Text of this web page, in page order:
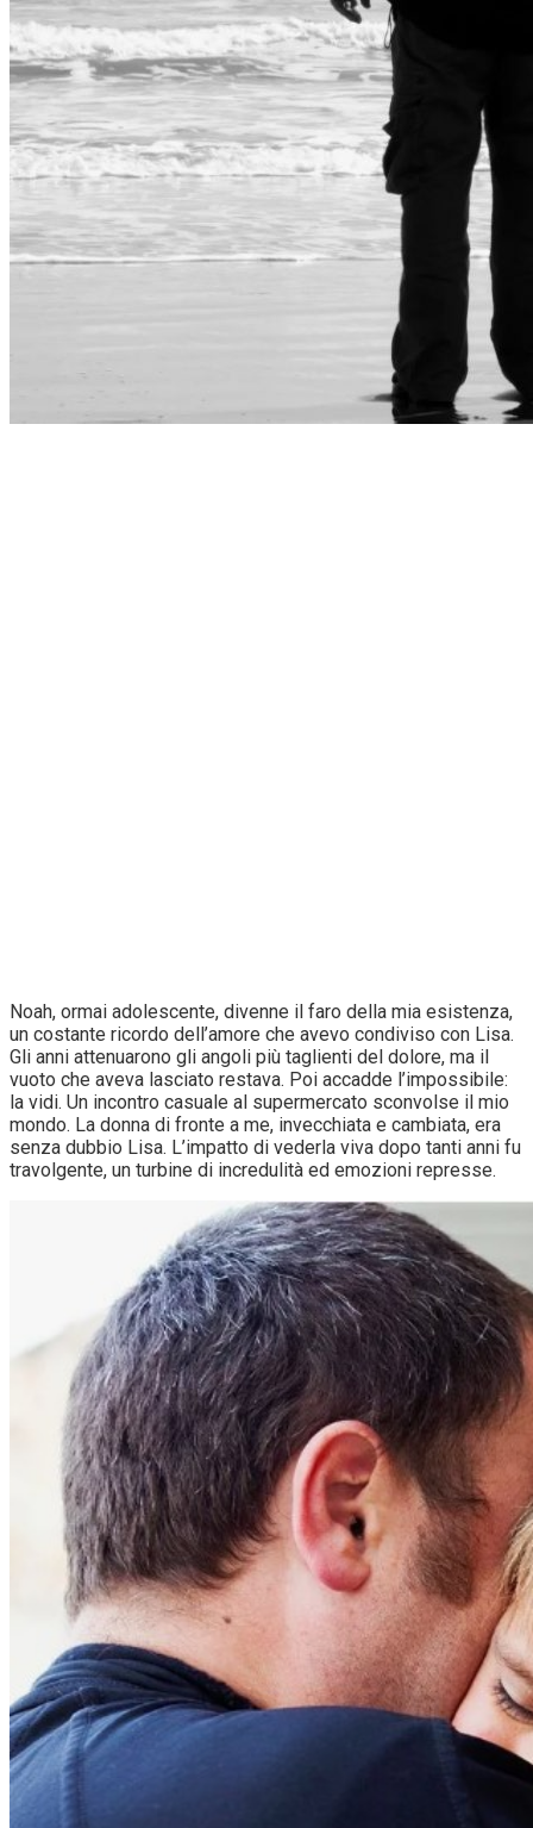
Noah, ormai adolescente, divenne il faro della mia esistenza,
un costante ricordo dell’amore che avevo condiviso con Lisa.
Gli anni attenuarono gli angoli più taglienti del dolore, ma il
vuoto che aveva lasciato restava. Poi accadde l’impossibile:
la vidi. Un incontro casuale al supermercato sconvolse il mio
mondo. La donna di fronte a me, invecchiata e cambiata, era
senza dubbio Lisa. L’impatto di vederla viva dopo tanti anni fu
travolgente, un turbine di incredulità ed emozioni represse.